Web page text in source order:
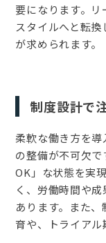
要になります。
スタイルへと転
が求められます。
制度設計で
柔軟な働き方を
の整備が不可欠
OK」な状態を実
く、労働時間や
あります。また
育や、トライアル